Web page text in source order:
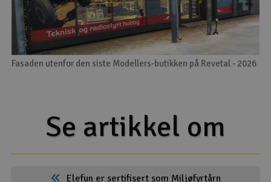
Fasaden utenfor den siste Modellers-butikken på Revetal - 2026
Se artikkel om
Elefun er sertifisert som Miljøfyrtårn